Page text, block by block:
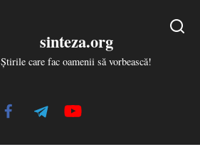
sinteza.org
Știrile care fac oamenii să vorbească!